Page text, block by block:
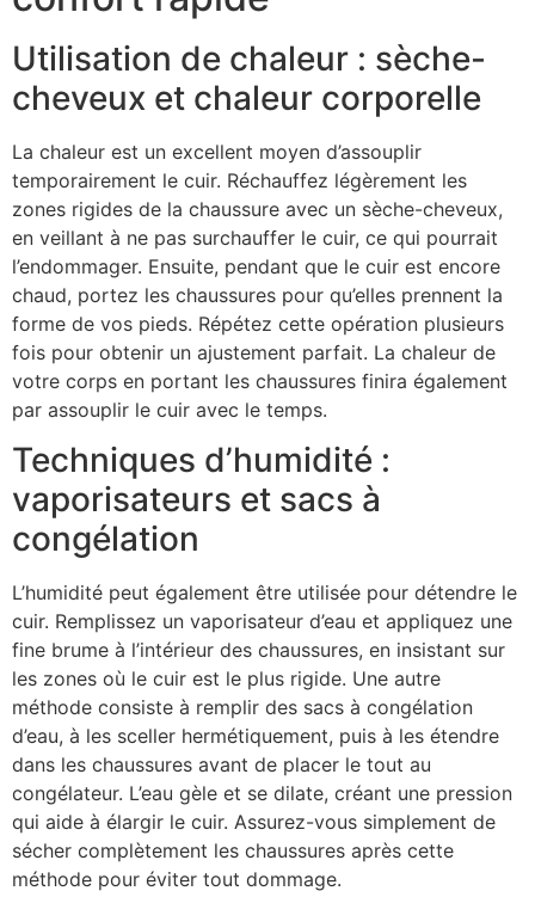
Utilisation de chaleur : sèche-
cheveux et chaleur corporelle
La chaleur est un excellent moyen d’assouplir
temporairement le cuir. Réchauffez légèrement les
zones rigides de la chaussure avec un sèche-cheveux,
en veillant à ne pas surchauffer le cuir, ce qui pourrait
l’endommager. Ensuite, pendant que le cuir est encore
chaud, portez les chaussures pour qu’elles prennent la
forme de vos pieds. Répétez cette opération plusieurs
fois pour obtenir un ajustement parfait. La chaleur de
votre corps en portant les chaussures finira également
par assouplir le cuir avec le temps.
Techniques d’humidité :
vaporisateurs et sacs à
congélation
L’humidité peut également être utilisée pour détendre le
cuir. Remplissez un vaporisateur d’eau et appliquez une
fine brume à l’intérieur des chaussures, en insistant sur
les zones où le cuir est le plus rigide. Une autre
méthode consiste à remplir des sacs à congélation
d’eau, à les sceller hermétiquement, puis à les étendre
dans les chaussures avant de placer le tout au
congélateur. L’eau gèle et se dilate, créant une pression
qui aide à élargir le cuir. Assurez-vous simplement de
sécher complètement les chaussures après cette
méthode pour éviter tout dommage.